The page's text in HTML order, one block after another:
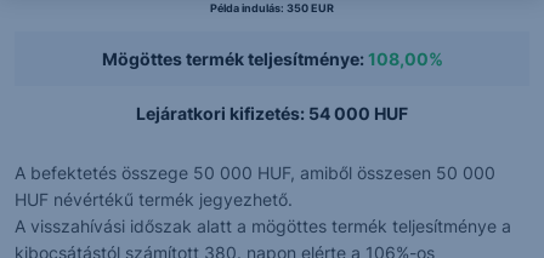
Példa indulás: 350 EUR
Mögöttes termék teljesítménye: 108,00%
Lejáratkori kifizetés: 54 000 HUF
A befektetés összege 50 000 HUF, amiből összesen 50 000
HUF névértékű termék jegyezhető.
A visszahívási időszak alatt a mögöttes termék teljesítménye a
kibocsátástól számított 380. napon elérte a 106%-os